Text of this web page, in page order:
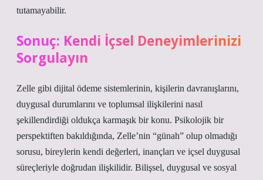
tutamayabilir.
Sonuç: Kendi İçsel Deneyimlerinizi
Sorgulayın
Zelle gibi dijital ödeme sistemlerinin, kişilerin davranışlarını,
duygusal durumlarını ve toplumsal ilişkilerini nasıl
şekillendirdiği oldukça karmaşık bir konu. Psikolojik bir
perspektiften bakıldığında, Zelle’nin “günah” olup olmadığı
sorusu, bireylerin kendi değerleri, inançları ve içsel duygusal
süreçleriyle doğrudan ilişkilidir. Bilişsel, duygusal ve sosyal